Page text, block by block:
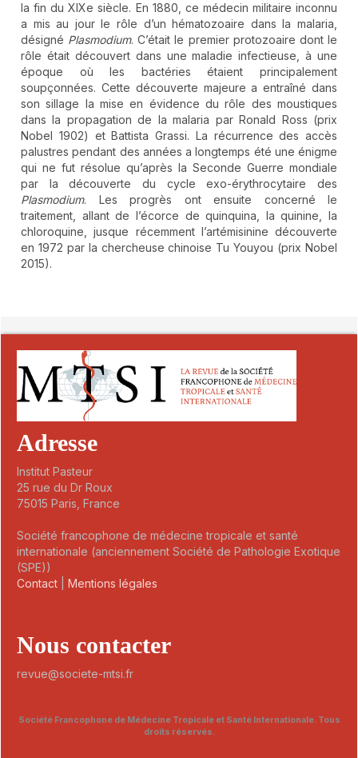
la fin du XIXe siècle. En 1880, ce médecin militaire inconnu
a mis au jour le rôle d’un hématozoaire dans la malaria,
désigné Plasmodium. C’était le premier protozoaire dont le
rôle était découvert dans une maladie infectieuse, à une
époque où les bactéries étaient principalement
soupçonnées. Cette découverte majeure a entraîné dans
son sillage la mise en évidence du rôle des moustiques
dans la propagation de la malaria par Ronald Ross (prix
Nobel 1902) et Battista Grassi. La récurrence des accès
palustres pendant des années a longtemps été une énigme
qui ne fut résolue qu’après la Seconde Guerre mondiale
par la découverte du cycle exo-érythrocytaire des
Plasmodium. Les progrès ont ensuite concerné le
traitement, allant de l’écorce de quinquina, la quinine, la
chloroquine, jusque récemment l’artémisinine découverte
en 1972 par la chercheuse chinoise Tu Youyou (prix Nobel
2015).
Adresse
Institut Pasteur
25 rue du Dr Roux
75015 Paris, France
Société francophone de médecine tropicale et santé
internationale (anciennement Société de Pathologie Exotique
(SPE))
Contact
Mentions légales
Nous contacter
revue@societe-mtsi.fr
Société Francophone de Médecine Tropicale et Santé Internationale. Tous
droits réservés.